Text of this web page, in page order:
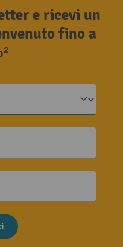
e ricevi un
fino a